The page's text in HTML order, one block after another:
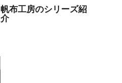
帆布工房のシリーズ紹
介